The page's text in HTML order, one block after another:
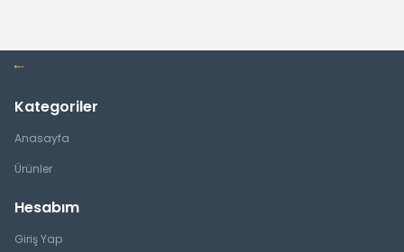
Kategoriler
Anasayfa
Ürünler
Hesabım
Giriş Yap